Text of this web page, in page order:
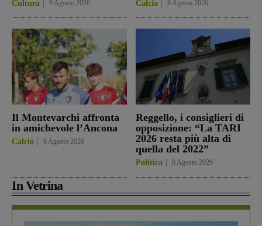
Cultura 9 Agosto 2026 Calcio 8 Agosto 2026
Il Montevarchi affronta
in amichevole l’Ancona
Calcio 8 Agosto 2026
Reggello, i consiglieri di
opposizione: “La TARI
2026 resta più alta di
quella del 2022”
Politica 8 Agosto 2026
In Vetrina